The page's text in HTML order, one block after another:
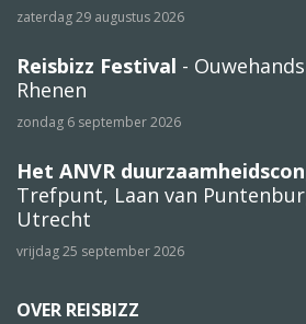
zaterdag 29 augustus 2026
Reisbizz Festival -
Rhenen
zondag 6 september 2026
Het ANVR
Trefpunt, Laan van
Utrecht
vrijdag 25 september 2026
OVER REISBIZZ